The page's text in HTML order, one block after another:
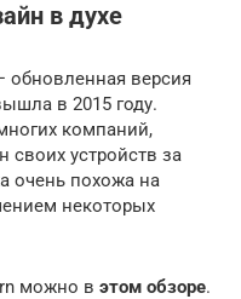
в духе
обновленная версия
в 2015 году.
компаний,
своих устройств за
очень похожа на
некоторых
можно в этом обзоре.